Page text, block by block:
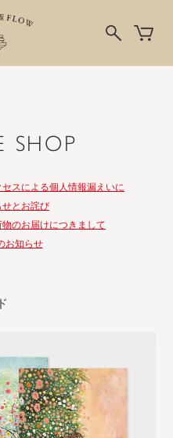
SHOP
セスによる個人情報漏えいに
せとお詫び
のお届けにつきまして
お知らせ